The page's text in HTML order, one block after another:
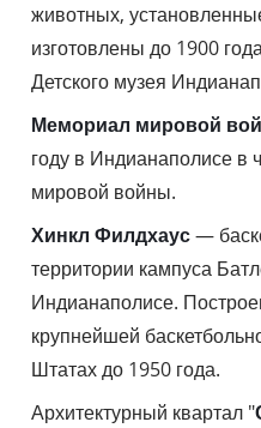
животных,
изготовлены до 1900
Детского музея
Мемориал мировой
году в Индианаполисе в
мировой войны.
Хинкл Филдхаус—
территории кампуса
Индианаполисе.
крупнейшей
Штатах до 1950 года.
Архитектурный квартал "